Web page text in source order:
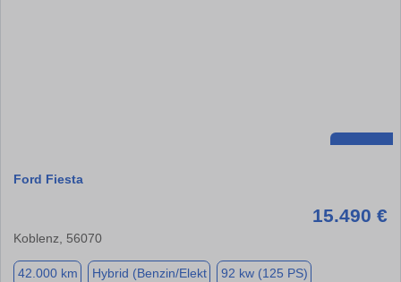
Ford Fiesta
15.490 €
Koblenz, 56070
42.000 km Hybrid (Benzin/Elekt 92 kw (125 PS)